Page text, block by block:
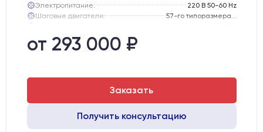
Электропитание:
220 В 50-60 Hz
Шаговые двигатели:
Направляющие оси Y:
Направляющие оси Х:
от 293 000 ₽
Заказать
Получить консультацию